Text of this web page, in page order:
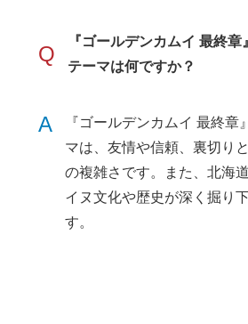
Q
『ゴールデンカムイ 最終
テーマは何ですか？
A
『ゴールデンカムイ 最終章
マは、友情や信頼、裏切り
の複雑さです。また、北海
イヌ文化や歴史が深く掘り
す。